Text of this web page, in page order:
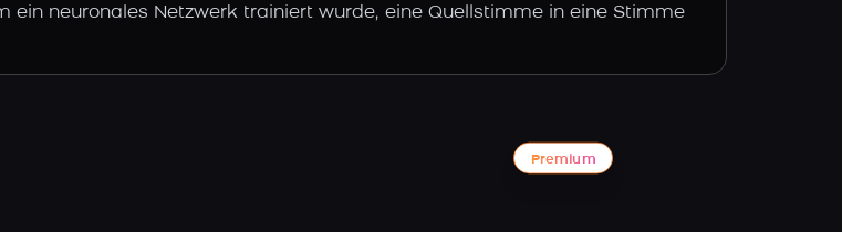
ein neuronales Netzwerk trainiert wurde, eine Quellstimme in eine Stimme
Premium